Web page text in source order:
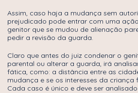
Assim, caso haja a mudança sem
prejudicado pode entrar com uma
genitor que se mudou de alienação
pedir a revisão da guarda.
Claro que antes do juiz condenar o
parental ou alterar a guarda, irá
fática, como: a distância entre as
mudança e se os interesses da criança
Cada caso é único e deve ser